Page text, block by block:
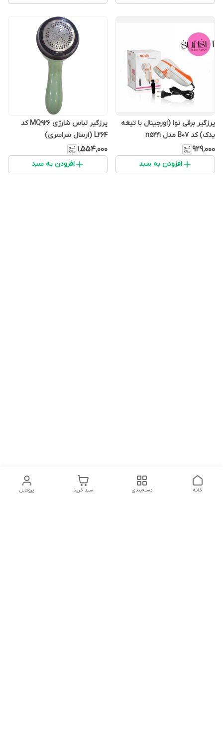
پرزگیر برقی نوا (اورجینال با تیغه
یدک) کد B07 مدل n5221
۹۲۹٬۰۰۰
افزودن به سبد
پرزگیر لباس شارژی MQ926 کد
L264 (ارسال سراسری)
۱٬۵۵۴٬۰۰۰
افزودن به سبد
پروفایل سبد خرید دسته‌بندی خانه